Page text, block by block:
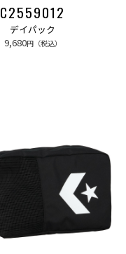
C2559012
デイパック
9,680円（税込）